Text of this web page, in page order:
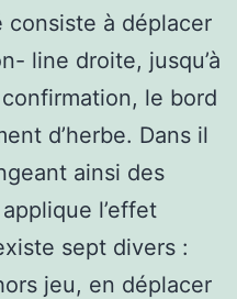
à déplacer
line droite, jusqu’à
le bord
d’herbe. Dans il
ainsi des
l’effet
sept divers :
jeu, en déplacer